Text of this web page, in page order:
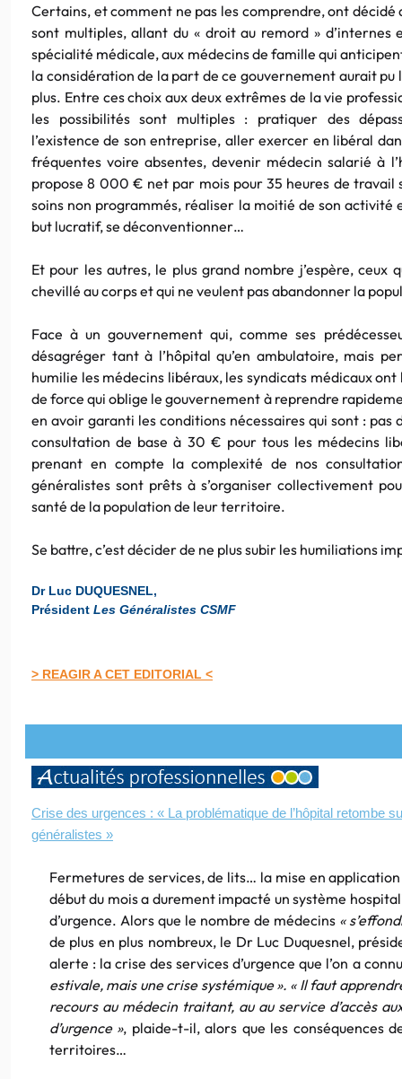
Certains, et comment ne pas les comprendre, ont
sont multiples, allant du « droit au remord » d’internes
spécialité médicale, aux médecins de famille qui
la considération de la part de ce gouvernement aurait pu
plus. Entre ces choix aux deux extrêmes de la vie
les possibilités sont multiples : pratiquer des
l’existence de son entreprise, aller exercer en libéral
fréquentes voire absentes, devenir médecin salarié à
propose 8 000 € net par mois pour 35 heures de travail
soins non programmés, réaliser la moitié de son activité
but lucratif, se déconventionner…
Et pour les autres, le plus grand nombre j’espère,
chevillé au corps et qui ne veulent pas abandonner la
Face à un gouvernement qui, comme ses
désagréger tant à l’hôpital qu’en ambulatoire, mais
humilie les médecins libéraux, les syndicats médicaux
de force qui oblige le gouvernement à reprendre
en avoir garanti les conditions nécessaires qui sont : pas
consultation de base à 30 € pour tous les médecins
prenant en compte la complexité de nos
généralistes sont prêts à s’organiser collectivement
santé de la population de leur territoire.
Se battre, c’est décider de ne plus subir les humiliations
Dr Luc DUQUESNEL,
Président Les Généralistes CSMF
> REAGIR A CET EDITORIAL <
Crise des urgences : « La problématique de l’hôpital retombe
généralistes »
Fermetures de services, de lits… la mise en
début du mois a durement impacté un système
d’urgence. Alors que le nombre de médecins «
de plus en plus nombreux, le Dr Luc Duquesnel,
alerte : la crise des services d’urgence que l’on a
estivale, mais une crise systémique ». « Il faut
recours au médecin traitant, au au service d’accès
d’urgence », plaide-t-il, alors que les conséquences
territoires…